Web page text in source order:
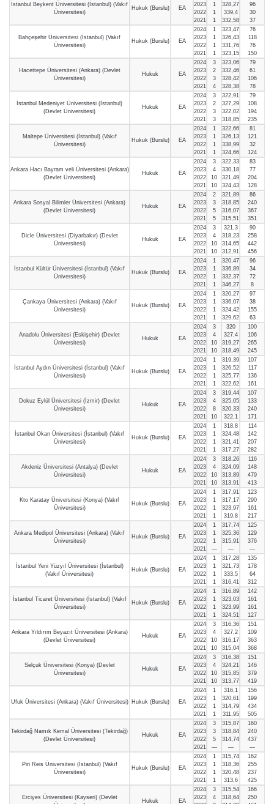
İstanbul Beykent Üniversitesi (İstanbul) (Vakıf
Üniversitesi)
Hukuk (Burslu) EA
2023
2022
2021
1
1
1
328,27
339,4
332,58
96
30
37
Bahçeşehir Üniversitesi (İstanbul) (Vakıf
Üniversitesi)
Hukuk (Burslu) EA
2024
2023
2022
2021
1
1
1
1
323,47
326,43
331,76
323,15
76
118
76
150
Hacettepe Üniversitesi (Ankara) (Devlet
Üniversitesi)
Hukuk EA
2024
2023
2022
2021
3
2
3
4
323,06
332,46
328,42
328,38
79
61
106
78
İstanbul Medeniyet Üniversitesi (İstanbul)
(Devlet Üniversitesi)
Hukuk EA
2024
2023
2022
2021
3
2
3
3
322,91
327,29
322,02
318,85
79
108
194
235
Maltepe Üniversitesi (İstanbul) (Vakıf
Üniversitesi)
Hukuk (Burslu) EA
2024
2023
2022
2021
1
1
1
1
322,66
326,13
338,99
324,66
81
121
32
124
Ankara Hacı Bayram veli Üniversitesi (Ankara)
(Devlet Üniversitesi)
Hukuk EA
2024
2023
2022
2021
3
4
10
10
322,33
330,18
321,49
324,43
83
77
204
128
Ankara Sosyal Bilimler Üniversitesi (Ankara)
(Devlet Üniversitesi)
Hukuk EA
2024
2023
2022
2021
2
3
5
5
321,89
318,85
316,07
315,51
86
240
367
351
Dicle Üniversitesi (Diyarbakır) (Devlet
Üniversitesi)
Hukuk EA
2024
2023
2022
2021
3
4
10
10
321,3
318,23
314,65
312,91
90
258
442
456
İstanbul Kültür Üniversitesi (İstanbul) (Vakıf
Üniversitesi)
Hukuk (Burslu) EA
2024
2023
2022
2021
1
1
1
1
320,47
336,89
332,37
346,27
96
34
72
8
Çankaya Üniversitesi (Ankara) (Vakıf
Üniversitesi)
Hukuk (Burslu) EA
2024
2023
2022
2021
1
1
1
1
320,27
336,07
324,42
329,62
97
38
155
63
Anadolu Üniversitesi (Eskişehir) (Devlet
Üniversitesi)
Hukuk EA
2024
2023
2022
2021
3
4
10
10
320
327,4
319,27
318,49
100
106
265
245
İstanbul Aydın Üniversitesi (İstanbul) (Vakıf
Üniversitesi)
Hukuk (Burslu) EA
2024
2023
2022
2021
1
1
1
1
319,39
326,52
325,77
322,62
107
117
136
161
Dokuz Eylül Üniversitesi (İzmir) (Devlet
Üniversitesi)
Hukuk EA
2024
2023
2022
2021
3
4
8
10
319,44
325,05
320,33
322,1
107
133
240
171
İstanbul Okan Üniversitesi (İstanbul) (Vakıf
Üniversitesi)
Hukuk (Burslu) EA
2024
2023
2022
2021
1
1
1
1
318,8
324,48
321,41
317,27
114
142
207
282
Akdeniz Üniversitesi (Antalya) (Devlet
Üniversitesi)
Hukuk EA
2024
2023
2022
2021
3
4
10
10
318,26
324,09
313,89
313,91
116
148
479
413
Kto Karatay Üniversitesi (Konya) (Vakıf
Üniversitesi)
Hukuk (Burslu) EA
2024
2023
2022
2021
1
1
1
1
317,91
317,17
323,97
319,8
123
290
161
217
Ankara Medipol Üniversitesi (Ankara) (Vakıf
Üniversitesi)
Hukuk (Burslu) EA
2024
2023
2022
2021
1
1
1
—
317,74
325,36
315,91
—
125
129
376
—
İstanbul Yeni Yüzyıl Üniversitesi (İstanbul)
(Vakıf Üniversitesi)
Hukuk (Burslu) EA
2024
2023
2022
2021
1
1
1
1
317,28
321,73
333,5
316,41
135
178
64
312
İstanbul Ticaret Üniversitesi (İstanbul) (Vakıf
Üniversitesi)
Hukuk (Burslu) EA
2024
2023
2022
2021
1
1
1
1
316,89
323,03
323,99
324,51
142
161
161
127
Ankara Yıldırım Beyazıt Üniversitesi (Ankara)
(Devlet Üniversitesi)
Hukuk EA
2024
2023
2022
2021
3
4
10
10
316,36
327,2
316,17
315,04
151
109
363
368
Selçuk Üniversitesi (Konya) (Devlet
Üniversitesi)
Hukuk EA
2024
2023
2022
2021
3
4
10
10
316,38
324,21
315,85
313,77
151
146
379
419
Ufuk Üniversitesi (Ankara) (Vakıf Üniversitesi) Hukuk (Burslu) EA
2024
2023
2022
2021
1
1
1
1
316,1
320,61
314,79
311,95
156
199
434
505
Tekirdağ Namık Kemal Üniversitesi (Tekirdağ)
(Devlet Üniversitesi)
Hukuk EA
2024
2023
2022
2021
3
3
5
—
315,87
318,84
314,74
—
160
240
437
—
Piri Reis Üniversitesi (İstanbul) (Vakıf
Üniversitesi)
Hukuk (Burslu) EA
2024
2023
2022
2021
1
1
1
1
315,74
318,36
320,48
313,6
162
255
237
425
Erciyes Üniversitesi (Kayseri) (Devlet
Hukuk EA
2024
2023
3
4
315,54
318,64
166
250